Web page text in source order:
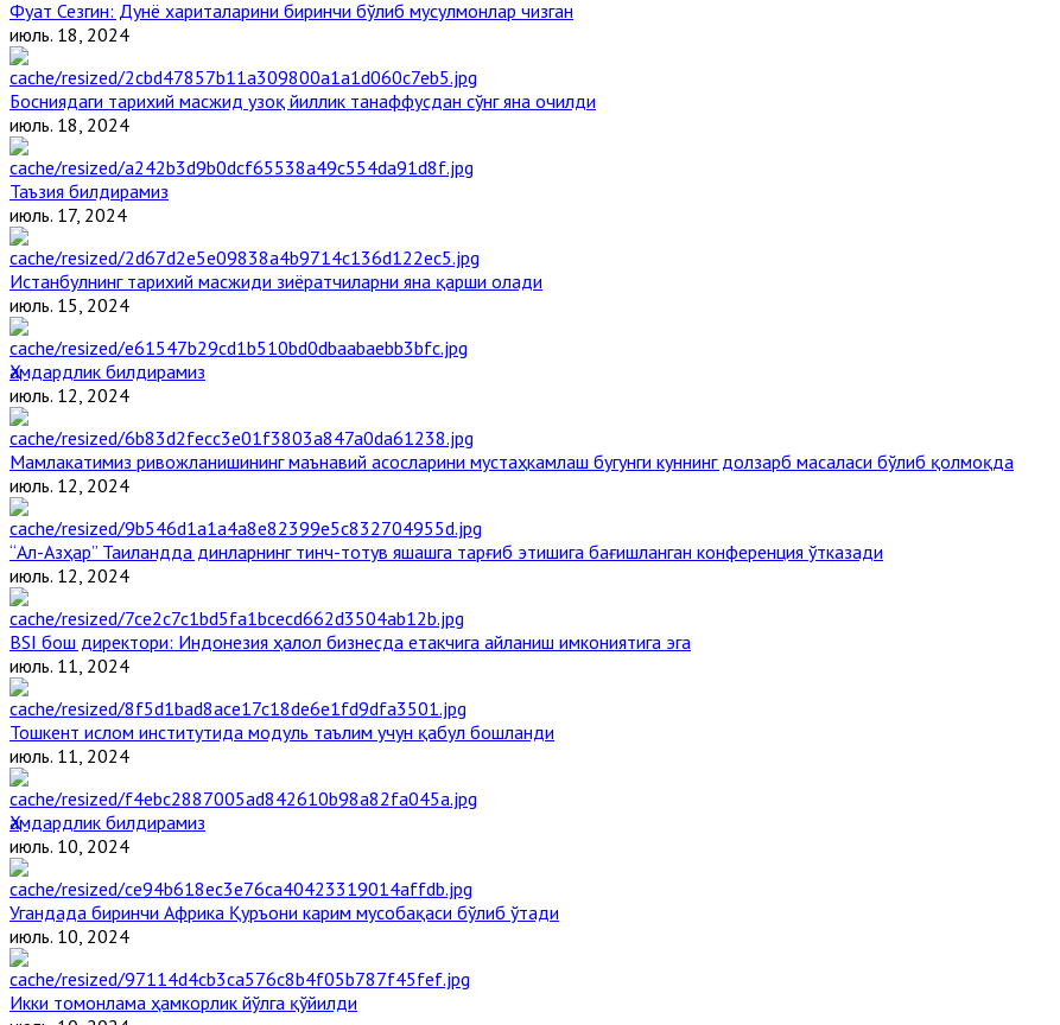
Фуат Сезгин: Дунё хариталарини биринчи бўлиб мусулмонлар чизган
июль. 18, 2024
Босниядаги тарихий масжид узоқ йиллик танаффусдан сўнг яна очилди
июль. 18, 2024
Таъзия билдирамиз
июль. 17, 2024
Истанбулнинг тарихий масжиди зиёратчиларни яна қарши олади
июль. 15, 2024
Ҳамдардлик билдирамиз
июль. 12, 2024
Мамлакатимиз ривожланишининг маънавий асосларини мустаҳкамлаш бугунги куннинг долзарб масаласи бўлиб қолмоқда
июль. 12, 2024
“Ал-Азҳар” Таиландда динларнинг тинч-тотув яшашга тарғиб этишига бағишланган конференция ўтказади
июль. 12, 2024
BSI бош директори: Индонезия ҳалол бизнесда етакчига айланиш имкониятига эга
июль. 11, 2024
Тошкент ислом институтида модуль таълим учун қабул бошланди
июль. 11, 2024
Ҳамдардлик билдирамиз
июль. 10, 2024
Угандада биринчи Aфрика Қуръони карим мусобақаси бўлиб ўтади
июль. 10, 2024
Икки томонлама ҳамкорлик йўлга қўйилди